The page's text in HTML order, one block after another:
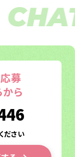
募
ら
ださい